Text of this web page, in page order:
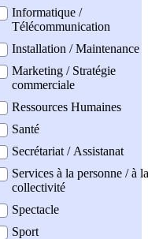
Informatique /
Télécommunication
Installation / Maintenance
Marketing / Stratégie
commerciale
Ressources Humaines
Santé
Secrétariat / Assistanat
Services à la personne / à la
collectivité
Spectacle
Sport